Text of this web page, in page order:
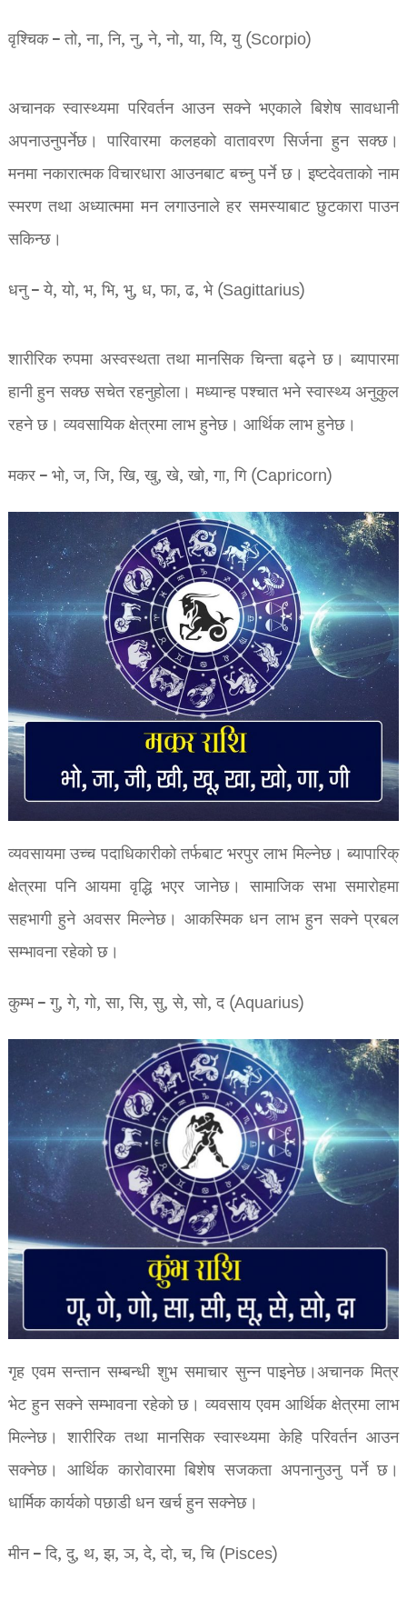
वृश्चिक – तो, ना, नि, नु, ने, नो, या, यि, यु (Scorpio)
अचानक स्वास्थ्यमा परिवर्तन आउन सक्ने भएकाले बिशेष सावधानी
अपनाउनुपर्नेछ। पारिवारमा कलहको वातावरण सिर्जना हुन सक्छ।
मनमा नकारात्मक विचारधारा आउनबाट बच्नु पर्ने छ। इष्टदेवताको नाम
स्मरण तथा अध्यात्ममा मन लगाउनाले हर समस्याबाट छुटकारा पाउन
सकिन्छ।
धनु – ये, यो, भ, भि, भु, ध, फा, ढ, भे (Sagittarius)
शारीरिक रुपमा अस्वस्थता तथा मानसिक चिन्ता बढ्ने छ। ब्यापारमा
हानी हुन सक्छ सचेत रहनुहोला। मध्यान्ह पश्चात भने स्वास्थ्य अनुकुल
रहने छ। व्यवसायिक क्षेत्रमा लाभ हुनेछ। आर्थिक लाभ हुनेछ।
मकर – भो, ज, जि, खि, खु, खे, खो, गा, गि (Capricorn)
व्यवसायमा उच्च पदाधिकारीको तर्फबाट भरपुर लाभ मिल्नेछ। ब्यापारिक्
क्षेत्रमा पनि आयमा वृद्धि भएर जानेछ। सामाजिक सभा समारोहमा
सहभागी हुने अवसर मिल्नेछ। आकस्मिक धन लाभ हुन सक्ने प्रबल
सम्भावना रहेको छ।
कुम्भ – गु, गे, गो, सा, सि, सु, से, सो, द (Aquarius)
गृह एवम सन्तान सम्बन्धी शुभ समाचार सुन्न पाइनेछ।अचानक मित्र
भेट हुन सक्ने सम्भावना रहेको छ। व्यवसाय एवम आर्थिक क्षेत्रमा लाभ
मिल्नेछ। शारीरिक तथा मानसिक स्वास्थ्यमा केहि परिवर्तन आउन
सक्नेछ। आर्थिक कारोवारमा बिशेष सजकता अपनानुउनु पर्ने छ।
धार्मिक कार्यको पछाडी धन खर्च हुन सक्नेछ।
मीन – दि, दु, थ, झ, ञ, दे, दो, च, चि (Pisces)